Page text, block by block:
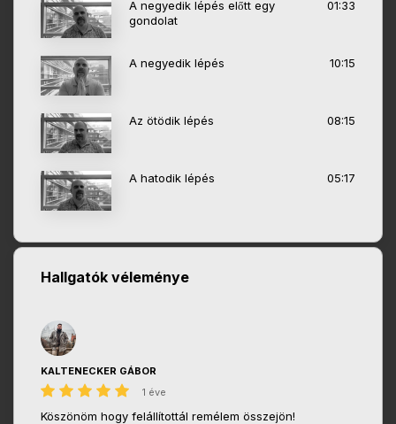
A negyedik lépés előtt egy
gondolat
01:33
A negyedik lépés 10:15
Az ötödik lépés 08:15
A hatodik lépés 05:17
Hallgatók véleménye
KALTENECKER GÁBOR
1 éve
Köszönöm hogy felállítottál remélem összejön!